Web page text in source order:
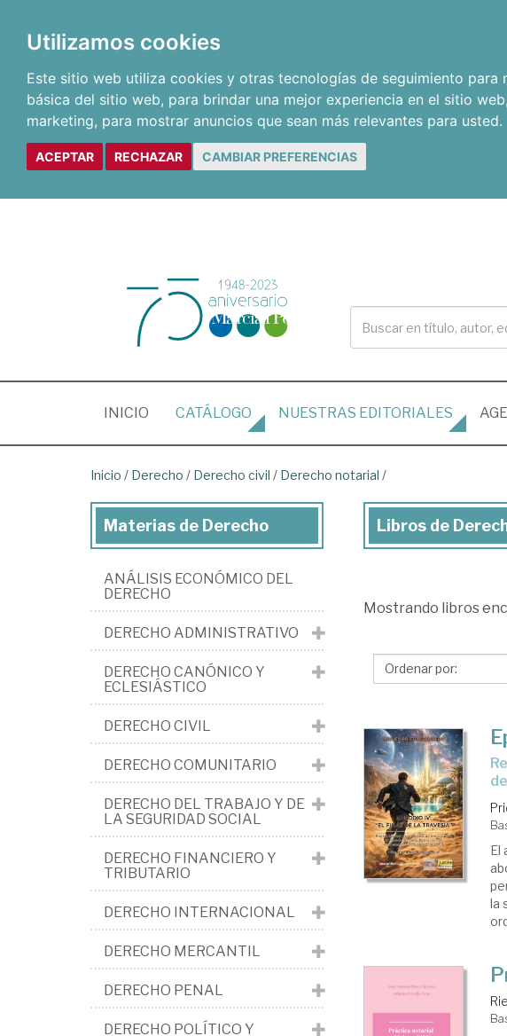
Utilizamos cookies
Este sitio web utiliza cookies y otras tecnologías de seguimiento
básica del sitio web, para brindar una mejor experiencia en el sitio web,
marketing, para mostrar anuncios que sean más relevantes para usted.
ACEPTAR RECHAZAR CAMBIAR PREFERENCIAS
INICIO (CURRENT)
CATÁLOGO NUESTRAS EDITORIALES
Inicio / Derecho / Derecho civil / Derecho notarial /
Libros
>
civil
Derecho
notarial
Libros de
Mostrando libros
Reglas básicas y propuestas de mejora para el expediente
El
la
Materias de Derecho
ANÁLISIS ECONÓMICO DEL
DERECHO
DERECHO ADMINISTRATIVO
DERECHO CANÓNICO Y
ECLESIÁSTICO
DERECHO CIVIL
DERECHO COMUNITARIO
DERECHO DEL TRABAJO Y DE
LA SEGURIDAD SOCIAL
DERECHO FINANCIERO Y
TRIBUTARIO
DERECHO INTERNACIONAL
DERECHO MERCANTIL
DERECHO PENAL
DERECHO POLÍTICO Y